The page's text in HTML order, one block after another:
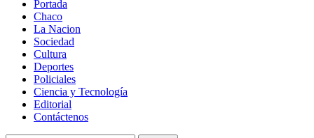
Portada
Chaco
La Nacion
Sociedad
Cultura
Deportes
Policiales
Ciencia y Tecnología
Editorial
Contáctenos